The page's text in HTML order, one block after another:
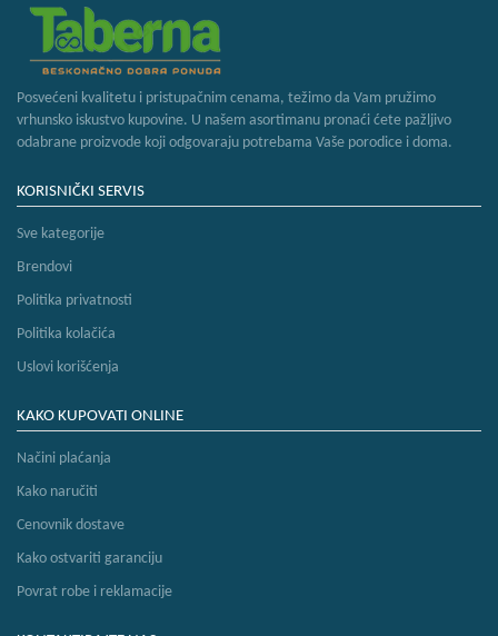
Posvećeni kvalitetu i pristupačnim cenama, težimo da Vam pružimo
vrhunsko iskustvo kupovine. U našem asortimanu pronaći ćete pažljivo
odabrane proizvode koji odgovaraju potrebama Vaše porodice i doma.
KORISNIČKI SERVIS
Sve kategorije
Brendovi
Politika privatnosti
Politika kolačića
Uslovi korišćenja
KAKO KUPOVATI ONLINE
Načini plaćanja
Kako naručiti
Cenovnik dostave
Kako ostvariti garanciju
Povrat robe i reklamacije